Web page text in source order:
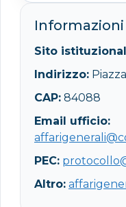
Sito
Indirizzo:
CAP: 84088
Email ufficio:
PEC:
Altro: